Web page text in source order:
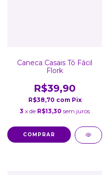
Caneca Casais Tô Fácil
Flork
R$39,90
R$38,70 com Pix
3 x de R$13,30 sem juros
COMPRAR